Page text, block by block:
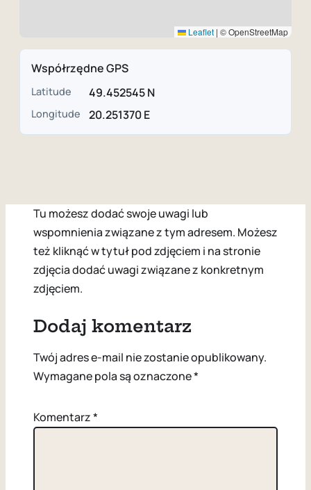
Leaflet | © OpenStreetMap
Współrzędne GPS
Latitude 49.452545 N
Longitude 20.251370 E
Tu możesz dodać swoje uwagi lub
wspomnienia związane z tym adresem. Możesz
też kliknąć w tytuł pod zdjęciem i na stronie
zdjęcia dodać uwagi związane z konkretnym
zdjęciem.
Dodaj komentarz
Twój adres e-mail nie zostanie opublikowany.
Wymagane pola są oznaczone*
Komentarz*